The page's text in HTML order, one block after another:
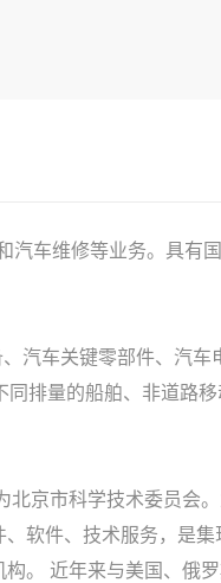
车维修等业务。具有
汽车关键零部件、汽
排量的船舶、非道路
京市科学技术委员会
软件、技术服务，是
。 近年来与美国、俄